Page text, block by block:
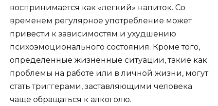
воспринимается как «легкий» напиток. Со
временем регулярное употребление может
привести к зависимостям и ухудшению
психоэмоционального состояния. Кроме того,
определенные жизненные ситуации, такие как
проблемы на работе или в личной жизни, могут
стать триггерами, заставляющими человека
чаще обращаться к алкоголю.